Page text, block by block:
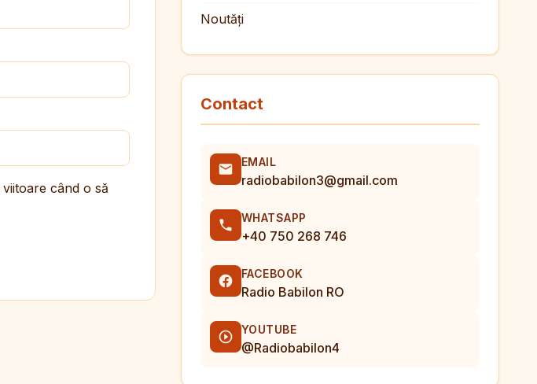
când o să
Noutăți
Contact
EMAIL
radiobabilon3@gmail.com
WHATSAPP
+40 750 268 746
FACEBOOK
Radio Babilon RO
YOUTUBE
@Radiobabilon4